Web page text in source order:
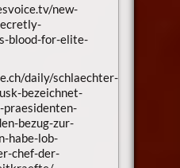
new-
blood-for-elite-
daily/schlaechter-
bezeichnet-
praesidenten-
bezug-zur-
habe-lob-
chef-der-